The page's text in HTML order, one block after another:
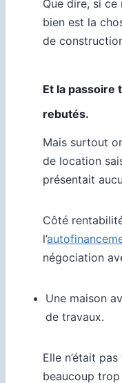
Que dire, si ce
bien est la
de
Et la passoire
rebutés.
Mais surtout
de location
présentait
Côté
l’
négociation
Une maison
de travaux.
Elle n’était
beaucoup